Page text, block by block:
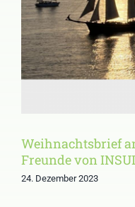
von
Weihnachtsbrief
Freunde von
24. Dezember 2023